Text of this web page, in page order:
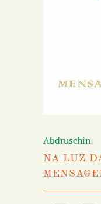
Abdruschin
NA LUZ